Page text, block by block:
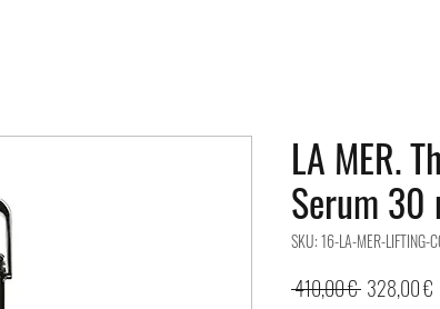
LA MER.
Serum 30
SKU: 16-LA-MER-LIFTING-
410,00 € Prezzo
328,00 €